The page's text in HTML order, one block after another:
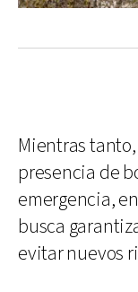
Mientras
presencia de
emergencia,
busca
evitar nuevos